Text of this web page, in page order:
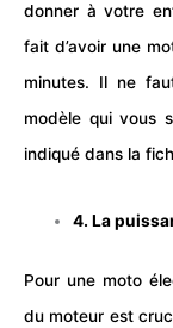
donner à votre
fait d’avoir une
minutes. Il ne
modèle qui vous
indiqué dans la
4. La
Pour une moto
du moteur est